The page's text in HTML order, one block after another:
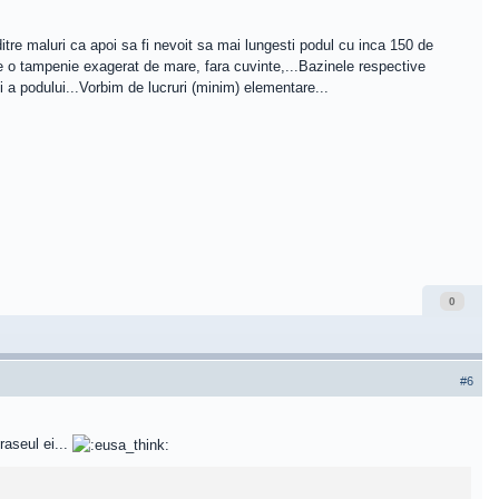
maluri ca apoi sa fi nevoit sa mai lungesti podul cu inca 150 de
tampenie exagerat de mare, fara cuvinte,...Bazinele respective
podului...Vorbim de lucruri (minim) elementare...
0
#6
ei...